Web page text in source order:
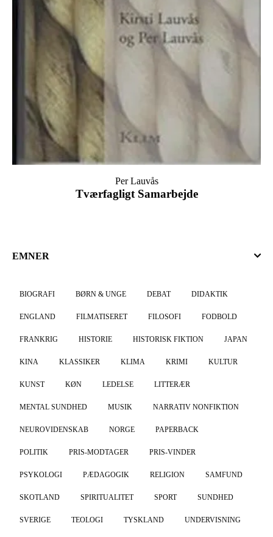
Tværfagligt Samarbejde
Per Lauvås
EMNER
BIOGRAFI BØRN & UNGE DEBAT DIDAKTIK
ENGLAND FILMATISERET FILOSOFI FODBOLD
FRANKRIG HISTORIE HISTORISK FIKTION JAPAN
KINA KLASSIKER KLIMA KRIMI KULTUR
KUNST KØN LEDELSE LITTERÆR
MENTAL SUNDHED MUSIK NARRATIV NONFIKTION
NEUROVIDENSKAB NORGE PAPERBACK
POLITIK PRIS-MODTAGER PRIS-VINDER
PSYKOLOGI PÆDAGOGIK RELIGION SAMFUND
SKOTLAND SPIRITUALITET SPORT SUNDHED
SVERIGE TEOLOGI TYSKLAND UNDERVISNING